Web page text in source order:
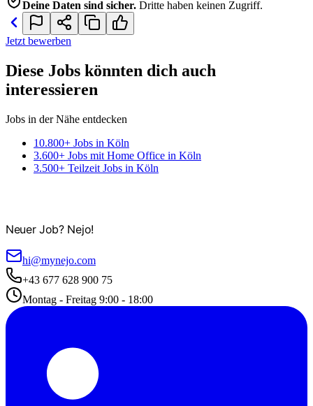
Deine Daten sind sicher. Dritte haben keinen Zugriff.
Jetzt bewerben
Diese Jobs könnten dich auch
interessieren
Jobs in der Nähe entdecken
10.800+ Jobs in Köln
3.600+ Jobs mit Home Office in Köln
3.500+ Teilzeit Jobs in Köln
Neuer Job? Nejo!
hi@mynejo.com
+43 677 628 900 75
Montag - Freitag 9:00 - 18:00